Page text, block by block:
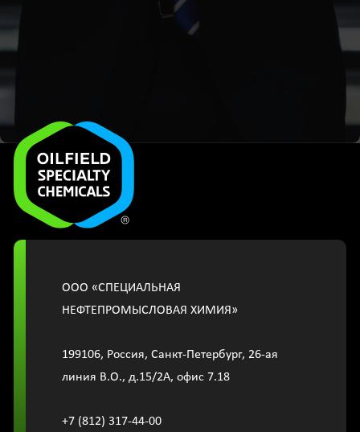
OOО «СПЕЦИАЛЬНАЯ
НЕФТЕПРОМЫСЛОВАЯ ХИМИЯ»
199106, Россия, Санкт-Петербург, 26-ая
линия В.О., д.15/2A, офис 7.18
+7 (812) 317-44-00